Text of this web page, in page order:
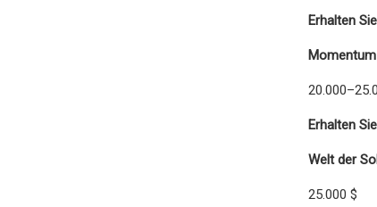
Erhalten
Erhalten
Welt der
25.000 $